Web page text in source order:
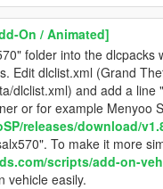
On / Animated]
folder into the
Edit dlclist.xml (Grand
dlclist.xml) and add a line
or for example Menyoo
releases/download/
To make it more
scripts/add-on-
vehicle easily.